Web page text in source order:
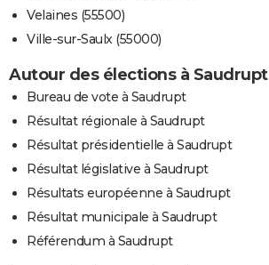
Velaines (55500)
Ville-sur-Saulx (55000)
Autour des élections à Saudrupt
Bureau de vote à Saudrupt
Résultat régionale à Saudrupt
Résultat présidentielle à Saudrupt
Résultat législative à Saudrupt
Résultats européenne à Saudrupt
Résultat municipale à Saudrupt
Référendum à Saudrupt